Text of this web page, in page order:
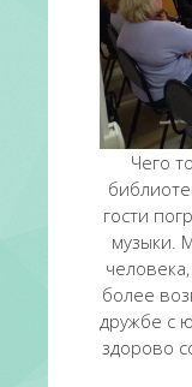
Чего
гости
музыки.
более
дружбе с
здорово